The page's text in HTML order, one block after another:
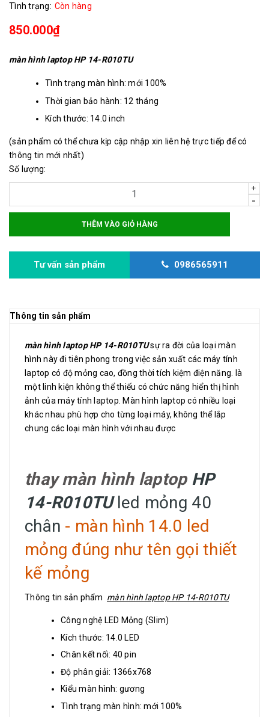
Tình trạng: Còn hàng
850.000₫
màn hình laptop HP 14-R010TU
Tình trạng màn hình: mới 100%
Thời gian bảo hành: 12 tháng
Kích thước: 14.0 inch
Chân kết nối: 40 chân
Độ phân giải: 1366x768
(sản phẩm có thể chưa kịp cập nhập xin liên hệ trực tiếp để có
thông tin mới nhất)
Số lượng:
+
-
THÊM VÀO GIỎ HÀNG
Tư vấn sản phẩm 0986565911
Thông tin sản phẩm
màn hình laptop HP 14-R010TUsự ra đời của loại màn
hình này đi tiên phong trong việc sản xuất các máy tính
laptop có độ mỏng cao, đồng thời tích kiệm điện năng. là
một linh kiện không thể thiếu có chức năng hiển thị hình
ảnh của máy tính laptop. Màn hình laptop có nhiều loại
khác nhau phù hợp cho từng loại máy, không thể lắp
chung các loại màn hình với nhau được
thay màn hình laptopHP
14-R010TUled mỏng 40
chân - màn hình 14.0 led
mỏng đúng như tên gọi thiết
kế mỏng
Thông tin sản phẩm màn hình laptop HP 14-R010TU
Công nghệ LED Mỏng (Slim)
Kích thước: 14.0 LED
Chân kết nối: 40 pin
Độ phân giải: 1366x768
Kiểu màn hình: gương
Tình trạng màn hình: mới 100%